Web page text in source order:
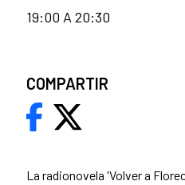
La radionovela 'Volver a
19:00 A 20:30
COMPARTIR